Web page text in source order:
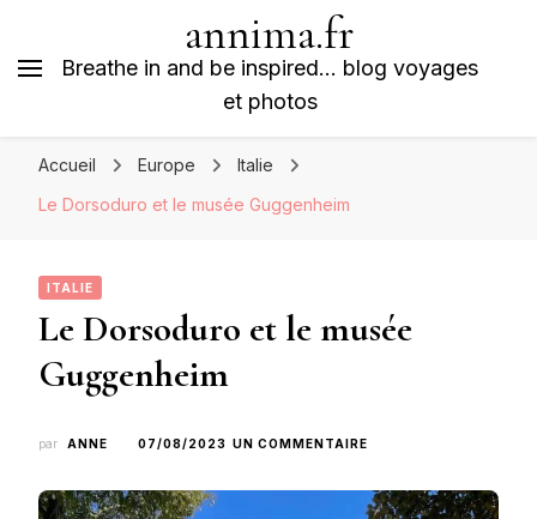
annima.fr
Breathe in and be inspired… blog voyages
et photos
Accueil Europe
Italie
Le Dorsoduro et le musée Guggenheim
ITALIE
Le Dorsoduro et le musée
Guggenheim
par ANNE 07/08/2023 UN COMMENTAIRE
ET